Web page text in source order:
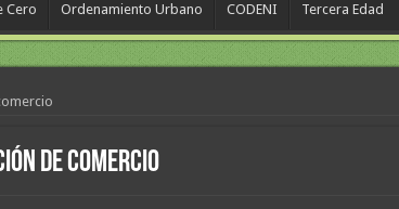
Cero Ordenamiento Urbano CODENI Tercera Edad
de comercio